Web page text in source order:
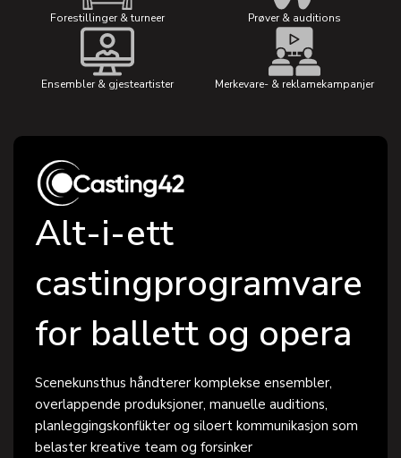
Forestillinger & turneer Prøver & auditions
Ensembler & gjesteartister Merkevare- & reklamekampanjer
Alt-i-ett
castingprogramvare
for ballett og opera
Scenekunsthus håndterer komplekse ensembler,
overlappende produksjoner, manuelle auditions,
planleggingskonflikter og siloert kommunikasjon som
belaster kreative team og forsinker